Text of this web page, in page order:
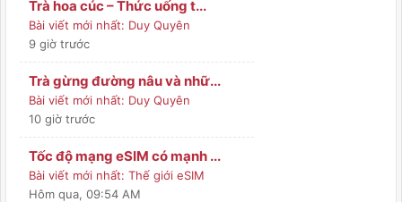
Trà hoa cúc – Thức uống t...
Bài viết mới nhất: Duy Quyên
9 giờ trước
Trà gừng đường nâu và nhữ...
Bài viết mới nhất: Duy Quyên
10 giờ trước
Tốc độ mạng eSIM có mạnh ...
Bài viết mới nhất: Thế giới eSIM
Hôm qua, 09:54 AM